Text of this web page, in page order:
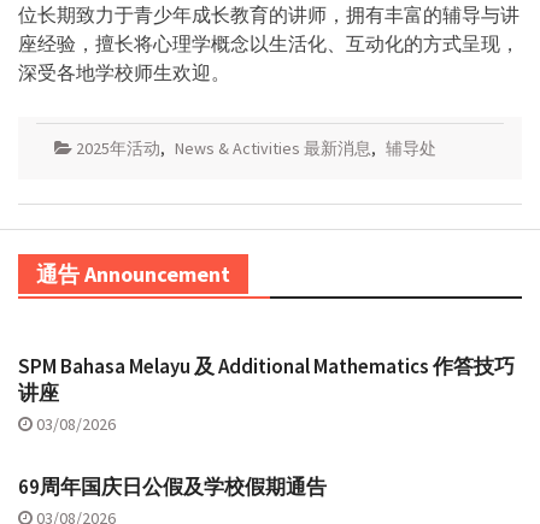
位长期致力于青少年成长教育的讲师，拥有丰富的辅导与讲
座经验，擅长将心理学概念以生活化、互动化的方式呈现，
深受各地学校师生欢迎。
2025年活动, News & Activities 最新消息, 辅导处
通告 Announcement
SPM Bahasa Melayu 及 Additional Mathematics 作答技巧
讲座
03/08/2026
69周年国庆日公假及学校假期通告
03/08/2026